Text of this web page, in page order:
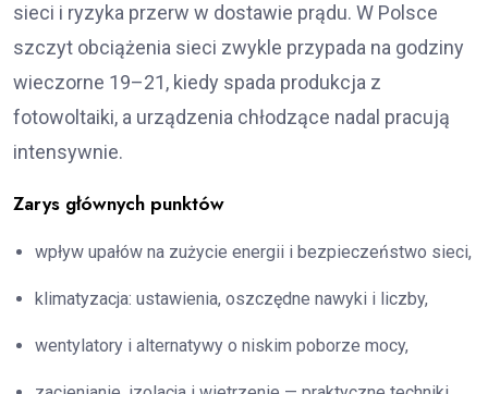
sieci i ryzyka przerw w dostawie prądu. W Polsce
szczyt obciążenia sieci zwykle przypada na godziny
wieczorne 19–21, kiedy spada produkcja z
fotowoltaiki, a urządzenia chłodzące nadal pracują
intensywnie.
Zarys głównych punktów
wpływ upałów na zużycie energii i bezpieczeństwo sieci,
klimatyzacja: ustawienia, oszczędne nawyki i liczby,
wentylatory i alternatywy o niskim poborze mocy,